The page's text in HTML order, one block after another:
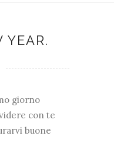
YEAR.
giorno
con te
buone